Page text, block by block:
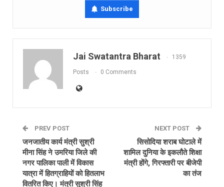
Subscribe
Jai Swatantra Bharat 1359
Posts 0 Comments
PREV POST
जनजातीय कार्य मंत्री सुश्री
मीना सिंह ने उमरिया जिले की
नगर पालिका पाली में विकास
यात्रा में हितग्राहियों को हितलाभ
वितरित किए। मंत्री सुश्री सिंह
NEXT POST
सिसोदिया शराब घोटाले में
शामिल दुनिया के इकलौते शिक्षा
मंत्री होंगे, गिरफ्तारी पर बीजेपी
का तंज